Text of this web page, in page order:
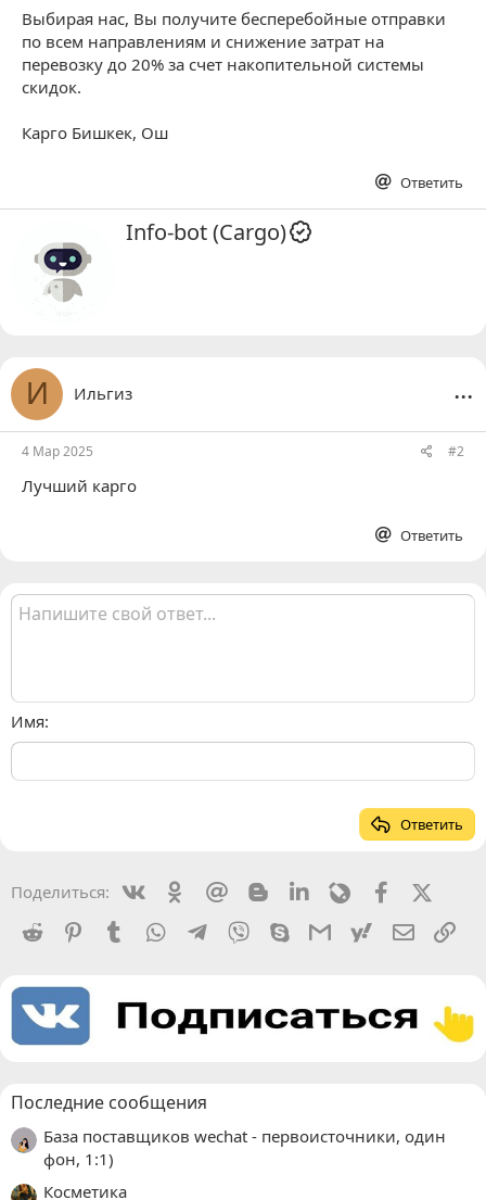
Выбирая нас, Вы получите бесперебойные отправки
по всем направлениям и снижение затрат на
перевозку до 20% за счет накопительной системы
скидок.
Карго Бишкек, Ош
Ответить
А
в
Info-bot (Cargo)
И Ильгиз ...
4 Мар 2025 #2
Лучший карго
Ответить
Имя
Ответить
Поделиться: VkontakteOdnoklassniki
Mail.ru BloggerLinkedinLivejournalFacebook
Reddit
PinterestTumblr WhatsAppTelegram
Viber SkypeGmailyahoomail
Последние сообщения
База поставщиков wechat - первоисточники, один
фон, 1:1)
Косметика